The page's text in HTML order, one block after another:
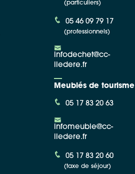
(particuliers)
05 46 09 79 17
(professionnels)
infodechet@cc-
iledere.fr
Meublés de tourisme
05 17 83 20 63
infomeuble@cc-
iledere.fr
05 17 83 20 60
(taxe de séjour)